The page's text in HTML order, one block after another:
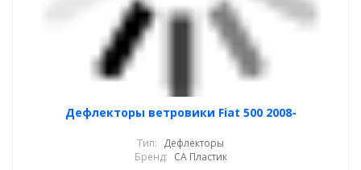
Дефлекторы ветровики Fiat 500 2008-
Тип: Дефлекторы
Бренд: СА Пластик